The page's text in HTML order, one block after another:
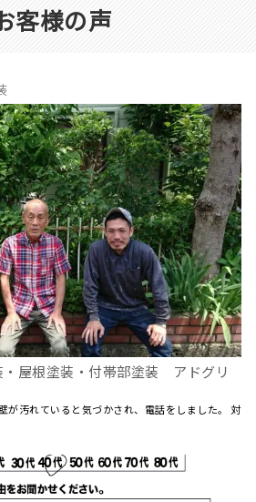
客様の声
屋根塗装・付帯部塗装 アドグリ
が汚れていると気づかされ、電話をしました。 対